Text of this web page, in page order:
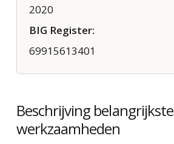
2020
BIG Register:
69915613401
Beschrijving belangrijkste
werkzaamheden